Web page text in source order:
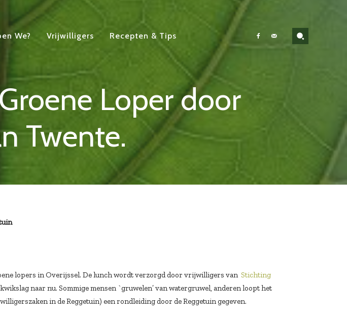
We? Vrijwilligers Recepten & Tips
Loper door
Twente.
lopers in Overijssel. De lunch wordt verzorgd door vrijwilligers van Stichting
naar nu. Sommige mensen `gruwelen’ van watergruwel, anderen loopt het
in de Reggetuin) een rondleiding door de Reggetuin gegeven.